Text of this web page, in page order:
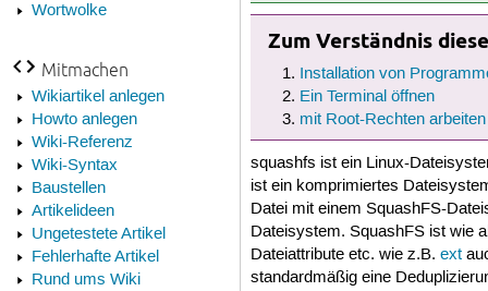
Wortwolke
Mitmachen
Wikiartikel anlegen
Howto anlegen
Wiki-Referenz
Wiki-Syntax
Baustellen
Artikelideen
Ungetestete Artikel
Fehlerhafte Artikel
Rund ums Wiki
Zum Verständnis
Installation von
Ein Terminal öffnen
mit Root-Rechten arbeiten
squashfs ist ein Linux-
ist ein komprimiertes
Datei mit einem SquashFS-
Dateisystem. SquashFS ist wie
Dateiattribute etc. wie z.B.ext
standardmäßig eine